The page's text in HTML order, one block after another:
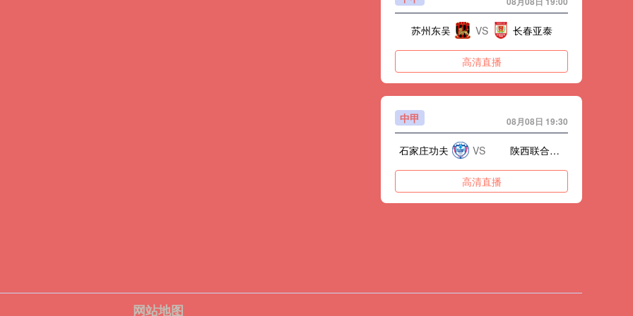
写
2026世界杯：传球次数历史之最 纪录被彻底改写
苏州东吴 VS 长春亚泰
高清直播
中甲 08月08日 19:30
石家庄功夫 VS 陕西联合月亮泊队
高清直播
网站地图